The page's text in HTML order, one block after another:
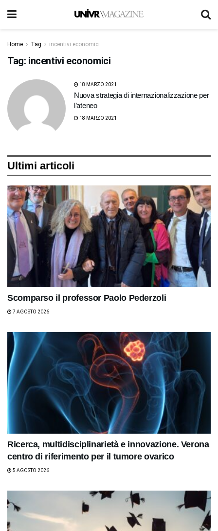
Home Tag incentivi economici
Tag: incentivi economici
18 MARZO 2021
Nuova strategia di internazionalizzazione per
l’ateneo
18 MARZO 2021
Ultimi articoli
Scomparso il professor Paolo Pederzoli
7 AGOSTO 2026
Ricerca, multidisciplinarietà e innovazione. Verona
centro di riferimento per il tumore ovarico
5 AGOSTO 2026